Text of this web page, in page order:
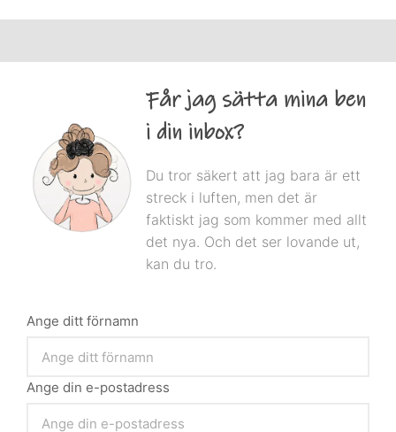
Får jag sätta mina ben
i din inbox?
Du tror säkert att jag bara är ett
streck i luften, men det är
faktiskt jag som kommer med allt
det nya. Och det ser lovande ut,
kan du tro.
Ange ditt förnamn
Ange din e-postadress